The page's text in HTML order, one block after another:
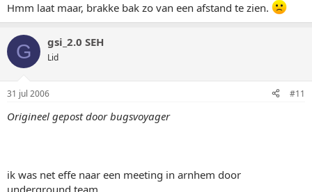
Hmm laat maar, brakke bak zo van een afstand te zien.
G gsi_2.0 SEH
Lid
31 jul 2006 #11
Origineel gepost door bugsvoyager
ik was net effe naar een meeting in arnhem door
underground team